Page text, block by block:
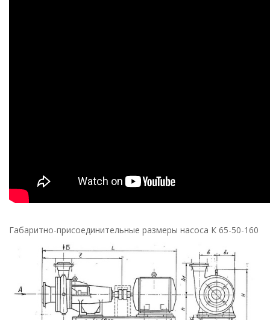
Габаритно-присоединительные размеры насоса К 65-50-160